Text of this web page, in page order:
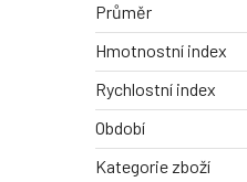
Průměr
Hmotnostní index
Rychlostní index
Období
Kategorie zboží